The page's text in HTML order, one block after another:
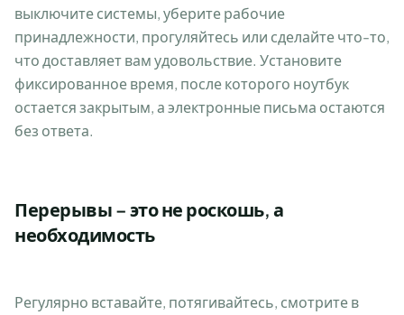
выключите системы, уберите рабочие
принадлежности, прогуляйтесь или сделайте что-то,
что доставляет вам удовольствие. Установите
фиксированное время, после которого ноутбук
остается закрытым, а электронные письма остаются
без ответа.
Перерывы – это не роскошь, а
необходимость
Регулярно вставайте, потягивайтесь, смотрите в